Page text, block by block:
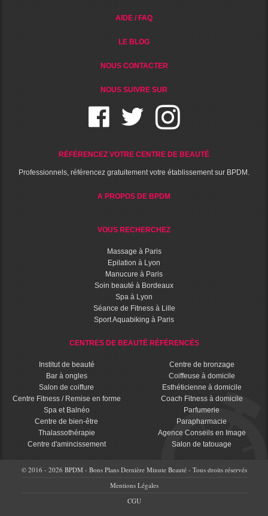
AIDE / FAQ
LE BLOG
NOUS CONTACTER
NOUS SUIVRE SUR
RÉFÉRENCEZ VOTRE CENTRE DE BEAUTÉ
Professionnels, référencez gratuitement votre établissement sur BPDM.
A PROPOS DE BPDM
VOUS RECHERCHEZ
Massage à Paris
Epilation à Lyon
Manucure à Paris
Soin beauté à Bordeaux
Spa à Lyon
Séance de Fitness à Lille
Sport Aquabiking à Paris
CENTRES DE BEAUTÉ RÉFÉRENCÉS
Institut de beauté
Bar à ongles
Salon de coiffure
Centre Fitness / Remise en forme
Spa et Balnéo
Centre de bien-être
Thalassothérapie
Centre d'amincissement
Centre de bronzage
Coiffeuse à domicile
Esthéticienne à domicile
Coach Fitness à domicile
Parfumerie
Parapharmacie
Agence Conseils en Image
Salon de tatouage
© 2016 - 2026 BPDM - Bons Plans Dernière Minute Beauté - Tous droits réservés
Mentions Légales
CGU